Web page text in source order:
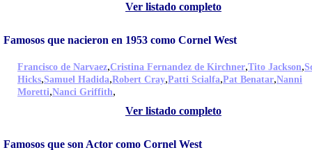
Ver listado completo
Famosos que nacieron en 1953 como Cornel West
Francisco de Narvaez,Cristina Fernandez de Kirchner,Tito Jackson,
Hicks,Samuel Hadida,Robert Cray,Patti Scialfa,Pat Benatar,Nanni
Moretti,Nanci Griffith,
Ver listado completo
Famosos que son Actor como Cornel West